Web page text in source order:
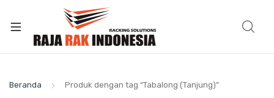
Beranda Produk dengan tag “Tabalong (Tanjung)”